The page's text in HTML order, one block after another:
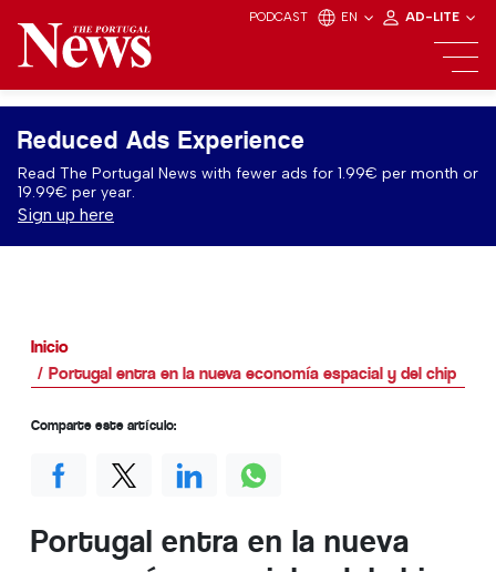
PODCAST EN AD-LITE
Reduced Ads Experience
Read The Portugal News with fewer ads for 1.99€ per month or
19.99€ per year.
Sign up here
Inicio
Portugal entra en la nueva economía espacial y del chip
Portugal entra en la nueva
Comparte este artículo: